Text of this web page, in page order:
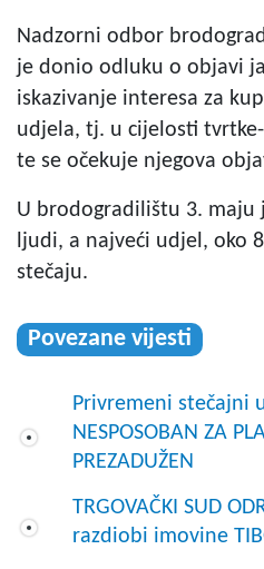
Nadzorni odbor
je donio odluku o objavi
iskazivanje interesa za
udjela, tj. u cijelosti
te se očekuje njegova
U brodogradilištu 3. maju
ljudi, a najveći udjel, oko
stečaju.
Povezane vijesti
Privremeni stečajni
NESPOSOBAN ZA
PREZADUŽEN
TRGOVAČKI SUD
razdiobi imovine